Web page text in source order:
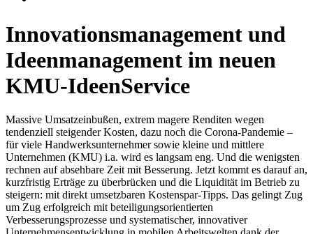
Innovationsmanagement und
Ideenmanagement im neuen
KMU-IdeenService
Massive Umsatzeinbußen, extrem magere Renditen wegen
tendenziell steigender Kosten, dazu noch die Corona-Pandemie –
für viele Handwerksunternehmer sowie kleine und mittlere
Unternehmen (KMU) i.a. wird es langsam eng. Und die wenigsten
rechnen auf absehbare Zeit mit Besserung. Jetzt kommt es darauf an,
kurzfristig Erträge zu überbrücken und die Liquidität im Betrieb zu
steigern: mit direkt umsetzbaren Kostenspar-Tipps. Das gelingt Zug
um Zug erfolgreich mit beteiligungsorientierten
Verbesserungsprozesse und systematischer, innovativer